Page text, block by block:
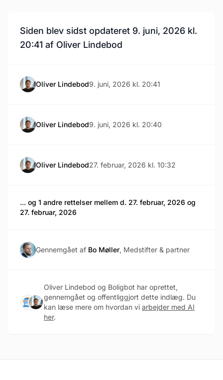
Siden blev sidst opdateret 9. juni, 2026 kl.
20:41 af Oliver Lindebod
Oliver Lindebod9. juni, 2026 kl. 20:41
Oliver Lindebod9. juni, 2026 kl. 20:40
Oliver Lindebod27. februar, 2026 kl. 10:32
... og 1 andre rettelser mellem d. 27. februar, 2026 og
27. februar, 2026
Gennemgået af Bo Møller, Medstifter & partner
Oliver Lindebod og Boligbot har oprettet,
gennemgået og offentliggjort dette indlæg. Du
kan læse mere om hvordan vi arbejder med AI
her.